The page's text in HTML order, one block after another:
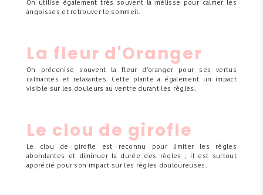
On utilise également très souvent la mélisse pour calmer les
angoisses et retrouver le sommeil.
La fleur d'Oranger
On préconise souvent la fleur d’oranger pour ses vertus
calmantes et relaxantes. Cette plante a également un impact
visible sur les douleurs au ventre durant les règles.
Le clou de girofle
Le clou de girofle est reconnu pour limiter les règles
abondantes et diminuer la durée des règles ; il est surtout
apprécié pour son impact sur les règles douloureuses.